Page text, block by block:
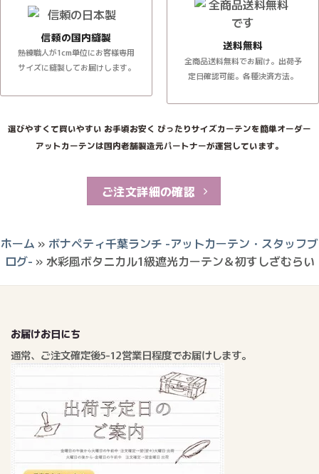
信頼の国内縫製
熟練職人が1cm単位にお客様専用
サイズに縫製してお届けします。
送料無料
全商品送料無料でお届け。出荷予
定日確認可能。各種決済方法。
選びやすくて買いやすい お手頃お安く ぴったりサイズカーテンを簡単オーダー
アットカーテンは国内老舗製造元パートナーが運営しています。
ご注文詳細の確認
ホーム » ボナペティ千葉ランチ -アットカーテン・スタッフブ
ログ- » 水彩風ボタニカル1級遮光カーテン＆初すしざむらい
お届けお日にち
通常、ご注文確定後5-12営業日程度でお届けします。